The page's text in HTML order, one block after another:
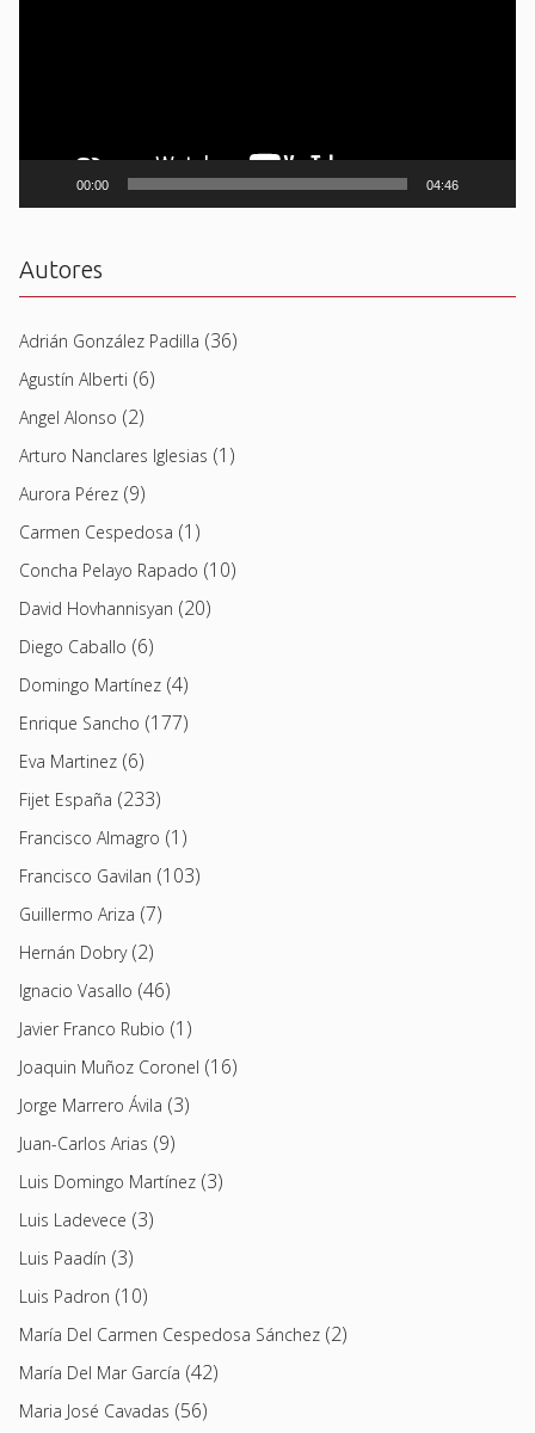
00:00 04:46
Autores
Adrián González Padilla (36)
Agustín Alberti (6)
Angel Alonso (2)
Arturo Nanclares Iglesias (1)
Aurora Pérez (9)
Carmen Cespedosa (1)
Concha Pelayo Rapado (10)
David Hovhannisyan (20)
Diego Caballo (6)
Domingo Martínez (4)
Enrique Sancho (177)
Eva Martinez (6)
Fijet España (233)
Francisco Almagro (1)
Francisco Gavilan (103)
Guillermo Ariza (7)
Hernán Dobry(2)
Ignacio Vasallo (46)
Javier Franco Rubio (1)
Joaquin Muñoz Coronel (16)
Jorge Marrero Ávila (3)
Juan-Carlos Arias (9)
Luis Domingo Martínez (3)
Luis Ladevece (3)
Luis Paadín (3)
Luis Padron (10)
María Del Carmen Cespedosa Sánchez (2)
María Del Mar García (42)
Maria José Cavadas (56)